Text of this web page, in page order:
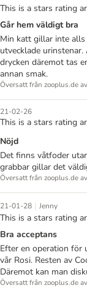
This is a stars rating
Går hem väldigt bra
Min katt gillar inte
utvecklade
drycken däremot tas
annan smak.
Översatt från zooplus.de
21-02-26
This is a stars rating
Nöjd
Det finns våtfoder
grabbar gillar det
Översatt från zooplus.de
21-01-28 | Jenny
This is a stars rating
Bra acceptans
Efter en operation för
vår Rosi. Resten av
Däremot kan man
Översatt från zooplus.de